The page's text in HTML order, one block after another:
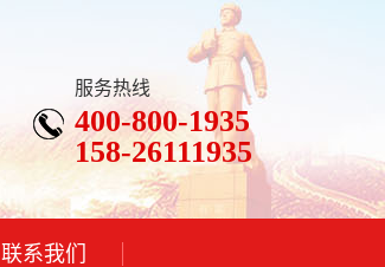
服务热线
400-800-1935
158-26111935
联系我们